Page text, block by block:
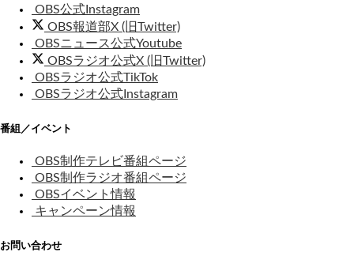
OBS公式Instagram
OBS報道部X (旧Twitter)
OBSニュース公式Youtube
OBSラジオ公式X (旧Twitter)
OBSラジオ公式TikTok
OBSラジオ公式Instagram
番組／イベント
OBS制作テレビ番組ページ
OBS制作ラジオ番組ページ
OBSイベント情報
キャンペーン情報
お問い合わせ